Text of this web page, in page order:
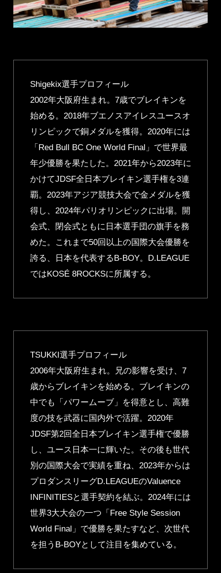
Shigekix選手プロフィール
2002年大阪府生まれ。7歳でブレイキンを
始める。2018年ブエノスアイレスユースオ
リンピックで銅メダルを獲得。2020年には
「Red Bull BC One World Final」で世界最
年少優勝を果たした。2021年から2023年に
かけてJDSF全日本ブレイキン選手権を3連
覇。2023年アジア競技大会で金メダルを獲
得し、2024年パリオリンピックに出場。開
会式、閉会式ともに日本選手団の旗手を務
めた。これまで50回以上の国際大会優勝を
誇る、日本を代表するB-BOY。D.LEAGUE
ではKOSÉ 8ROCKSに所属する。
TSUKKI選手プロフィール
2006年大阪府生まれ。兄の影響を受け、7
歳からブレイキンを始める。ブレイキンの
中でも「パワームーブ」を得意とし、高難
度の技を武器に国内外で活躍。2020年
JDSF第2回全日本ブレイキン選手権で優勝
し、ユース日本一に輝いた。その後も世代
別の国際大会で実績を重ね、2023年からは
プロダンスリーグD.LEAGUEのValuence
INFINITIESと選手契約を結ぶ。2024年には
世界3大大会の一つ「Free Style Session
World Final」で優勝を果たすなど、次世代
を担うB-BOYとして注目を集めている。